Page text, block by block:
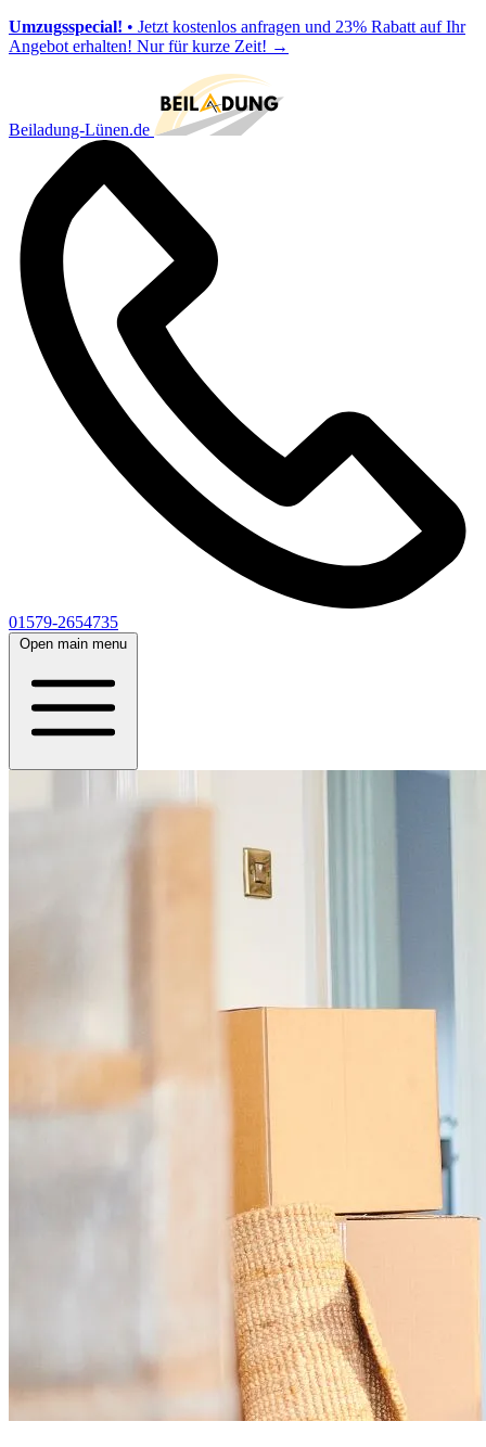
Umzugsspecial! • Jetzt kostenlos anfragen und 23% Rabatt auf Ihr
Angebot erhalten! Nur für kurze Zeit! →
Beiladung-Lünen.de
01579-2654735
Open main menu